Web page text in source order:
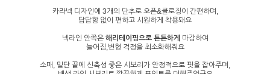
카라넥 디자인에 3개의 단추로 오픈&클로징이 간편하며,
답답함 없이 편하고 시원하게 착용돼요
넥라인 안쪽은 해리테이핑으로 튼튼하게 마감하여
늘어짐,변형 걱정을 최소화해줘요
소매, 밑단 끝에 신축성 좋은 시보리가 안정적으로 핏을 잡아주며,